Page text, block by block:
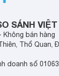
SÁNH
Không bán hàng
Thổ Quan,
doanh số